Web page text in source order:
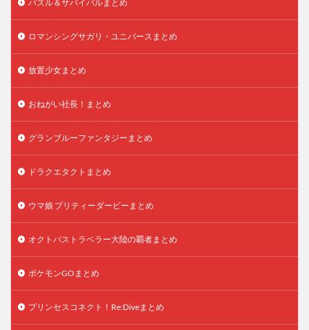
パズル＆サバイバルまとめ
ロマンシングサガリ・ユニバースまとめ
放置少女まとめ
おねがい社長！まとめ
グランブルーファンタジーまとめ
ドラクエタクトまとめ
ウマ娘 プリティーダービーまとめ
オクトパストラベラー大陸の覇者まとめ
ポケモンGOまとめ
プリンセスコネクト！Re:Diveまとめ